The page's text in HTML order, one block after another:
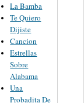
La Bamba
Te Quiero
Dijiste
Cancion
Estrellas
Sobre
Alabama
Una
Probadita De